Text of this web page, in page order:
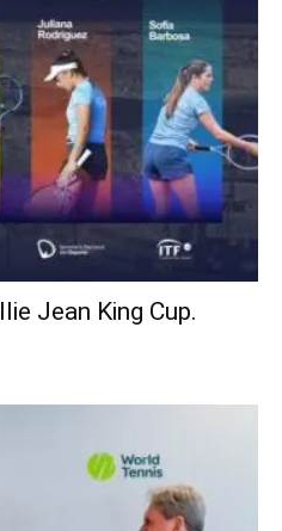
Jean King Cup.